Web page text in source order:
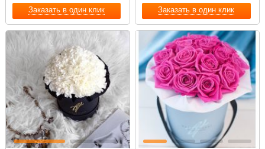
Заказать в один клик Заказать в один клик